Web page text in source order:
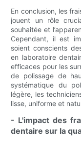
En conclusion, les
jouent un rôle
souhaitée et
Cependant, il est
soient conscients
en laboratoire
efficaces pour les
de polissage de
systématique du
légère, les
lisse, uniforme et
- L'impact des
dentaire sur la